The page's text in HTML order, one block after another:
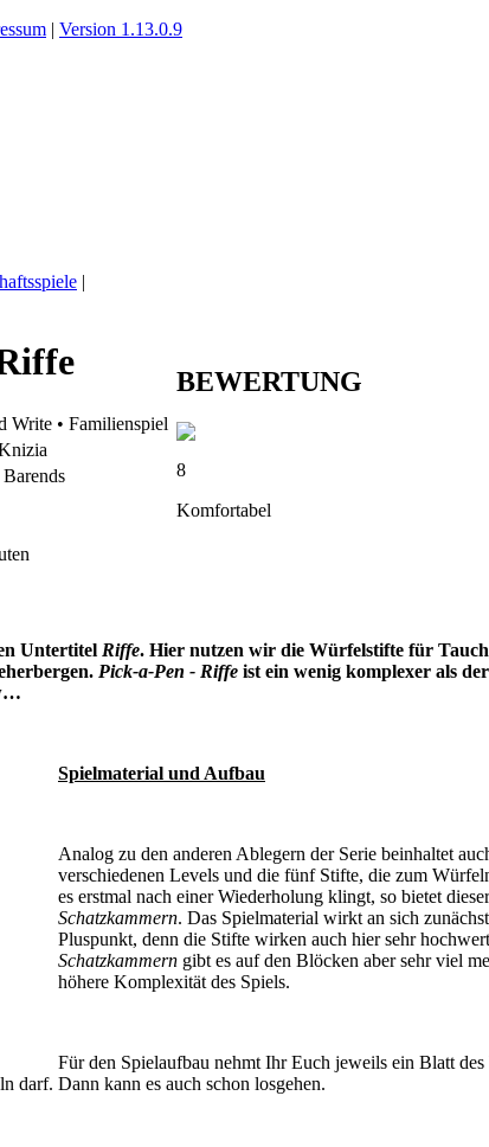
| Version 1.13.0.9
|
Write • Familienspiel
BEWERTUNG
8
Komfortabel
Untertitel Riffe. Hier nutzen wir die Würfelstifte für
Pick-a-Pen - Riffe ist ein wenig komplexer als der
Spielmaterial und Aufbau
Analog zu den anderen Ablegern der Serie beinhaltet
verschiedenen Levels und die fünf Stifte, die zum
es erstmal nach einer Wiederholung klingt, so bietet
Schatzkammern. Das Spielmaterial wirkt an sich
Pluspunkt, denn die Stifte wirken auch hier sehr
Schatzkammern gibt es auf den Blöcken aber sehr viel
höhere Komplexität des Spiels.
Für den Spielaufbau nehmt Ihr Euch jeweils ein Blatt
darf. Dann kann es auch schon losgehen.